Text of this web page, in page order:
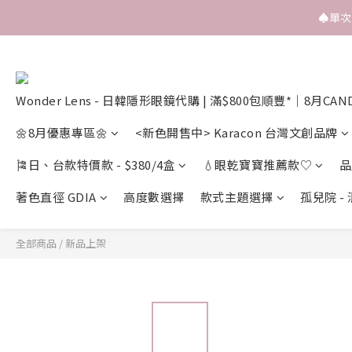
♠️單次
Wonder Lens - 日韓隱形眼鏡代購 | 滿$800包順豐*｜8月
🌼8月優惠專區🌼
<新色開售中> Karacon 台灣文創品牌
🎏日、台款特價款 - $380/4盒
💧眼乾寶寶推薦款♡
著色直徑 GDIA
高度數選擇 款式主題選擇 孤兒院 -
全部商品 /新品上架